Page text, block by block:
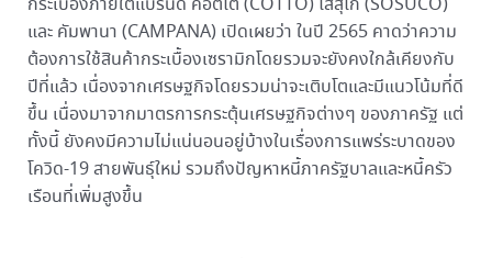
กระเบื้องภายใต้แบรนด์ คอตโต้ (COTTO) โสสุโก้ (SOSUCO)
และ คัมพานา (CAMPANA) เปิดเผยว่า ในปี 2565 คาดว่าความ
ต้องการใช้สินค้ากระเบื้องเซรามิกโดยรวมจะยังคงใกล้เคียงกับ
ปีที่แล้ว เนื่องจากเศรษฐกิจโดยรวมน่าจะเติบโตและมีแนวโน้มที่ดี
ขึ้น เนื่องมาจากมาตรการกระตุ้นเศรษฐกิจต่างๆ ของภาครัฐ แต่
ทั้งนี้ ยังคงมีความไม่แน่นอนอยู่บ้างในเรื่องการแพร่ระบาดของ
โควิด-19 สายพันธุ์ใหม่ รวมถึงปัญหาหนี้ภาครัฐบาลและหนี้ครัว
เรือนที่เพิ่มสูงขึ้น